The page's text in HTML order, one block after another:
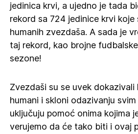
jedinica krvi, a ujedno je tada
rekord sa 724 jedinice krvi koje
humanih zvezdaša. A sada je
taj rekord, kao brojne
sezone!
Zvezdaši su se uvek
humani i skloni odazivanju
uključuju pomoć onima kojima
verujemo da će tako biti i ovaj